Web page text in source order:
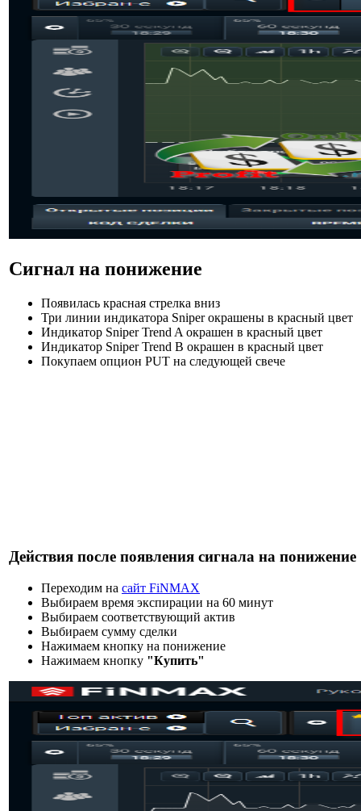
Сигнал на понижение
Появилась красная стрелка вниз
Три линии индикатора Sniper окрашены в красный цвет
Индикатор Sniper Trend A окрашен в красный цвет
Индикатор Sniper Trend В окрашен в красный цвет
Покупаем опцион PUT на следующей свече
Действия после появления сигнала на понижение
Переходим на сайт FiNMAX
Выбираем время экспирации на 60 минут
Выбираем соответствующий актив
Выбираем сумму сделки
Нажимаем кнопку на понижение
Нажимаем кнопку "Купить"